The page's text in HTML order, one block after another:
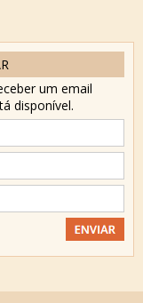
um email
disponível.